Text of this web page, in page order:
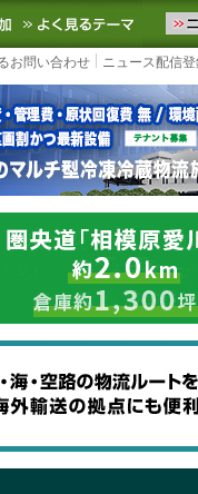
ュースをお届けしま
お気に入りに追加 よく
お問い合わせ ニュース配信登